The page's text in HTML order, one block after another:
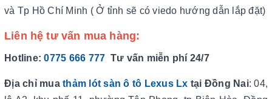
và Tp Hồ Chí Minh ( Ở tỉnh sẽ có viedo hướng dẫn lắp đặt)
Liên hệ tư vấn mua hàng:
Hotline:0775 666 777 Tư vấn miễn phí 24/7
Địa chỉ mua thảm lót sàn ô tô Lexus Lx tại Đồng Nai: 04,